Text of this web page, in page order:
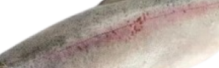
Зелень импорт
Фрукты